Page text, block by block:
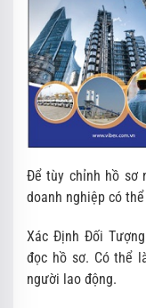
Để tùy chỉnh hồ sơ
doanh nghiệp có
Xác Định Đối
đọc hồ sơ. Có thể
người lao động.